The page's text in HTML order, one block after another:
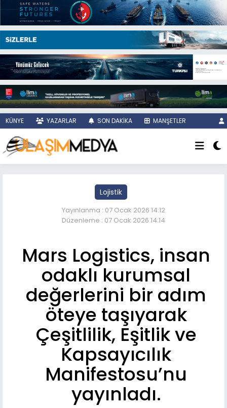
KÜNYE YAZARLAR SON DAKİKA MANŞETLER
Lojistik
Yayınlanma : 07 Ocak 2026 14:12
Düzenleme : 07 Ocak 2026 14:14
Mars Logistics, insan
odaklı kurumsal
değerlerini bir adım
öteye taşıyarak
Çeşitlilik, Eşitlik ve
Kapsayıcılık
Manifestosu’nu
yayınladı.